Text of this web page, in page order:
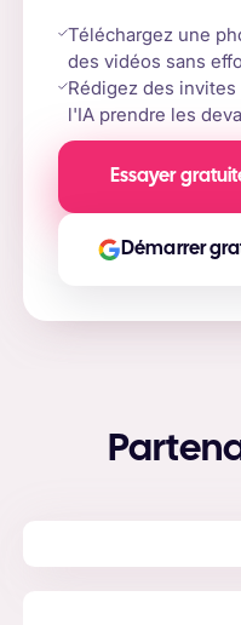
Téléchargez une
des vidéos sans
Rédigez des
l'IA prendre les
Essayer
Démarrer